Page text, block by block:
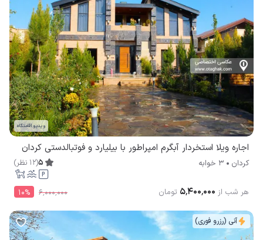
ویدیو اقامتگاه
اجاره ویلا استخردار آبگرم امپراطور با بیلیارد و فوتبالدستی کردان
کردان 3 خوابه 5
(
12 نظر)
۶٬۰۰۰٬۰۰۰ 10% هر شب از ۵٬۴۰۰٬۰۰۰ تومان
آنی (رزرو فوری)